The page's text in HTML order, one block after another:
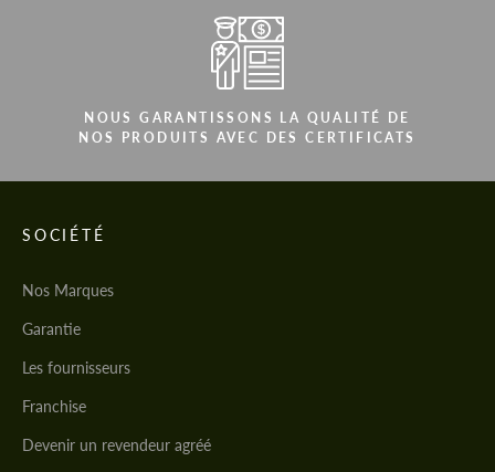
NOUS GARANTISSONS LA QUALITÉ DE
NOS PRODUITS AVEC DES CERTIFICATS
SOCIÉTÉ
Nos Marques
Garantie
Les fournisseurs
Franchise
Devenir un revendeur agréé